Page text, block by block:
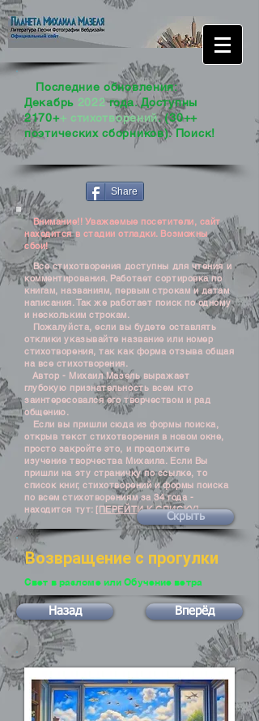
Последние обновления:
Декабрь2022года. Доступны
2170++ стихотворений. (30++
поэтических сборников). Поиск!
Share
Внимание!! Уважаемые посетители, сайт
находится в стадии отладки. Возможны
сбои!
Все стихотворения доступны для чтения и
комментирования. Работает сортировка по
книгам, названиям, первым строкам и датам
написания. Так же работает поиск по одному
и нескольким строкам.
Пожалуйста, если вы будете оставлять
отклики указывайте название или номер
стихотворения, так как форма отзыва общая
на все стихотворения.
Автор - Михаил Мазель выражает
глубокую признательность всем кто
заинтересовался его творчеством и рад
общению.
Если вы пришли сюда из формы поиска,
открыв текст стихотворения в новом окне,
просто закройте это, и продолжите
изучение творчества Михаила. Если Вы
пришли на эту страничку по ссылке, то
список книг, стихотворений и формы поиска
по всем стихотворениям за 34 года -
находится тут: [ПЕРЕЙТИ К СПИСКУ]
Скрыть
Возвращение с прогулки
Свет в разломе или Обучение ветра
Назад Вперёд